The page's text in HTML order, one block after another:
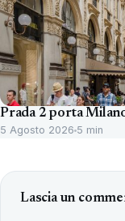
Prada 2 porta
5 Agosto 2026 5 min
Lascia un